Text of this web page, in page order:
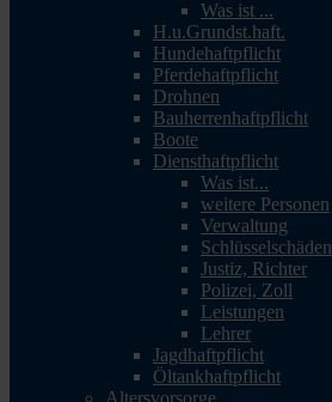
Was ist ...
H.u.Grundst.haft.
Hundehaftpflicht
Pferdehaftpflicht
Drohnen
Bauherrenhaftpflicht
Boote
Diensthaftpflicht
Was ist...
weitere Personen
Verwaltung
Schlüsselschäden
Justiz, Richter
Polizei, Zoll
Leistungen
Lehrer
Jagdhaftpflicht
Öltankhaftpflicht